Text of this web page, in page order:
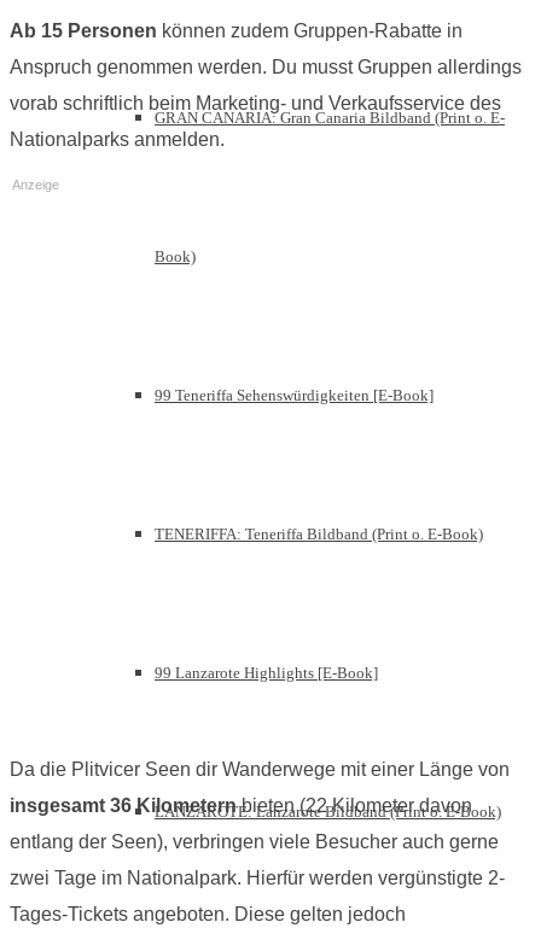
GRAN CANARIA: Gran Canaria Bildband (Print o. E-
Book)
99 Teneriffa Sehenswürdigkeiten [E-Book]
TENERIFFA: Teneriffa Bildband (Print o. E-Book)
99 Lanzarote Highlights [E-Book]
LANZAROTE: Lanzarote Bildband (Print o. E-Book)
Ab 15 Personen können zudem Gruppen-Rabatte in
Anspruch genommen werden. Du musst Gruppen allerdings
vorab schriftlich beim Marketing- und Verkaufsservice des
Nationalparks anmelden.
Anzeige
Da die Plitvicer Seen dir Wanderwege mit einer Länge von
insgesamt 36 Kilometernbieten (22 Kilometer davon
entlang der Seen), verbringen viele Besucher auch gerne
zwei Tage im Nationalpark. Hierfür werden vergünstigte 2-
Tages-Tickets angeboten. Diese gelten jedoch